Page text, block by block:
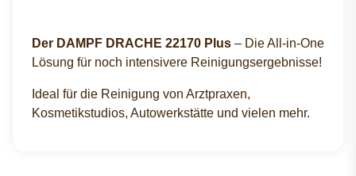
Der DAMPF DRACHE 22170 Plus – Die All-in-One
Lösung für noch intensivere Reinigungsergebnisse!
Ideal für die Reinigung von Arztpraxen,
Kosmetikstudios, Autowerkstätte und vielen mehr.